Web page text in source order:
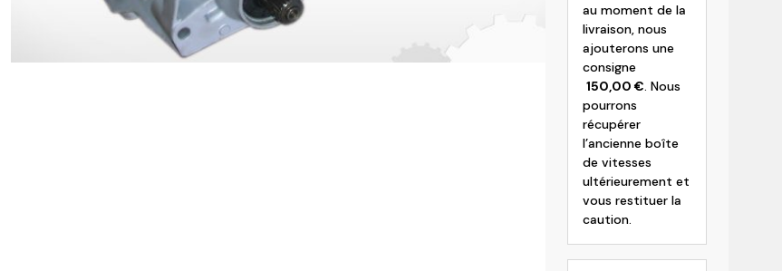
au moment de la
livraison, nous
ajouterons une
consigne
150,00 €. Nous
pourrons
récupérer
l’ancienne boîte
de vitesses
ultérieurement et
vous restituer la
caution.